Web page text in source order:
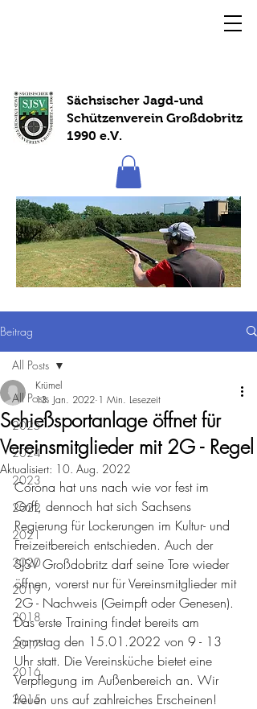
Sächsischer Jagd-und
Schützenverein Großdobritz
1990 e.V.
Beitrag
All Posts
2025
2024
2023
2022
2021
2020
2019
2018
2017
2016
2015
All Posts
Schießsportanlage öffnet für
Vereinsmitglieder mit 2G - Regel
Krümel
13. Jan. 2022 1 Min. Lesezeit
Aktualisiert: 10. Aug. 2022
Corona hat uns nach wie vor fest im
Griff, dennoch hat sich Sachsens
Regierung für Lockerungen im Kultur- und
Freizeitbereich entschieden. Auch der
SJSV Großdobritz darf seine Tore wieder
öffnen, vorerst nur für Vereinsmitglieder mit
2G - Nachweis (Geimpft oder Genesen).
Das erste Training findet bereits am
Samstag den 15.01.2022 von 9 - 13
Uhr statt. Die Vereinsküche bietet eine
Verpflegung im Außenbereich an. Wir
freuen uns auf zahlreiches Erscheinen!